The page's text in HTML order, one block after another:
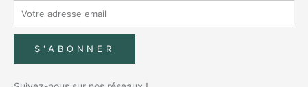
S'ABONNER